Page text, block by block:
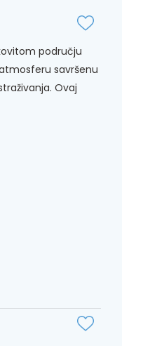
području
savršenu
Ovaj